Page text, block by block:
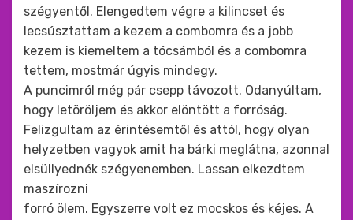
szégyentől. Elengedtem végre a kilincset és
lecsúsztattam a kezem a combomra és a jobb
kezem is kiemeltem a tócsámból és a combomra
tettem, mostmár úgyis mindegy.
A puncimról még pár csepp távozott. Odanyúltam,
hogy letöröljem és akkor elöntött a forróság.
Felizgultam az érintésemtől és attól, hogy olyan
helyzetben vagyok amit ha bárki meglátna, azonnal
elsüllyednék szégyenemben. Lassan elkezdtem
maszírozni
forró ölem. Egyszerre volt ez mocskos és kéjes. A